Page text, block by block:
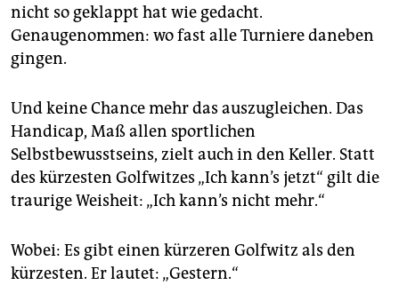
nicht so geklappt hat wie gedacht.
Genaugenommen: wo fast alle Turniere daneben
gingen.
Und keine Chance mehr das auszugleichen. Das
Handicap, Maß allen sportlichen
Selbstbewusstseins, zielt auch in den Keller. Statt
des kürzesten Golfwitzes „Ich kann’s jetzt“ gilt die
traurige Weisheit: „Ich kann’s nicht mehr.“
Wobei: Es gibt einen kürzeren Golfwitz als den
kürzesten. Er lautet: „Gestern.“